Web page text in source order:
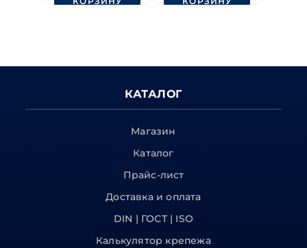
КАТАЛОГ
Магазин
Каталог
Прайс-лист
Доставка и оплата
DIN | ГОСТ | ISO
Калькулятор крепежа